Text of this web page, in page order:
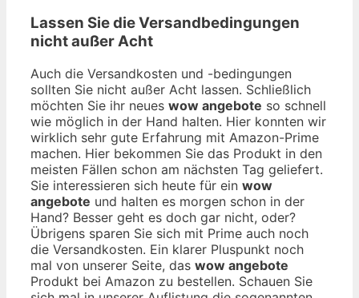
Lassen Sie die Versandbedingungen
nicht außer Acht
Auch die Versandkosten und -bedingungen
sollten Sie nicht außer Acht lassen. Schließlich
möchten Sie ihr neues wow angebote so schnell
wie möglich in der Hand halten. Hier konnten wir
wirklich sehr gute Erfahrung mit Amazon-Prime
machen. Hier bekommen Sie das Produkt in den
meisten Fällen schon am nächsten Tag geliefert.
Sie interessieren sich heute für ein wow
angebote und halten es morgen schon in der
Hand? Besser geht es doch gar nicht, oder?
Übrigens sparen Sie sich mit Prime auch noch
die Versandkosten. Ein klarer Pluspunkt noch
mal von unserer Seite, das wow angebote
Produkt bei Amazon zu bestellen. Schauen Sie